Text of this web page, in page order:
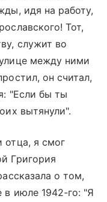
идя на работу,
Тот,
служит во
между ними
он считал,
"Если бы ты
вытянули".
отца, я смог
Григория
о том,
в июле 1942-го: "Я